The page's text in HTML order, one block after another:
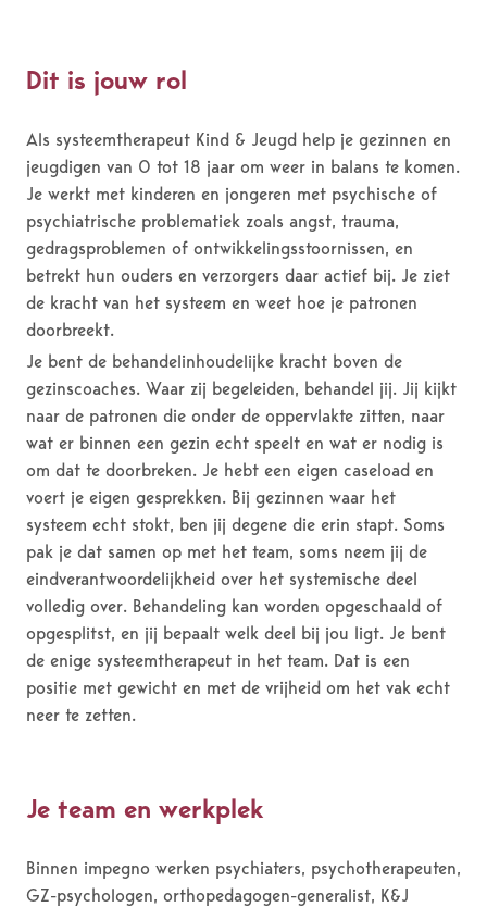
Dit is jouw rol
Als systeemtherapeut Kind & Jeugd help je gezinnen en
jeugdigen van 0 tot 18 jaar om weer in balans te komen.
Je werkt met kinderen en jongeren met psychische of
psychiatrische problematiek zoals angst, trauma,
gedragsproblemen of ontwikkelingsstoornissen, en
betrekt hun ouders en verzorgers daar actief bij. Je ziet
de kracht van het systeem en weet hoe je patronen
doorbreekt.
Je bent de behandelinhoudelijke kracht boven de
gezinscoaches. Waar zij begeleiden, behandel jij. Jij kijkt
naar de patronen die onder de oppervlakte zitten, naar
wat er binnen een gezin echt speelt en wat er nodig is
om dat te doorbreken. Je hebt een eigen caseload en
voert je eigen gesprekken. Bij gezinnen waar het
systeem echt stokt, ben jij degene die erin stapt. Soms
pak je dat samen op met het team, soms neem jij de
eindverantwoordelijkheid over het systemische deel
volledig over. Behandeling kan worden opgeschaald of
opgesplitst, en jij bepaalt welk deel bij jou ligt. Je bent
de enige systeemtherapeut in het team. Dat is een
positie met gewicht en met de vrijheid om het vak echt
neer te zetten.
Je team en werkplek
Binnen impegno werken psychiaters, psychotherapeuten,
GZ-psychologen, orthopedagogen-generalist, K&J